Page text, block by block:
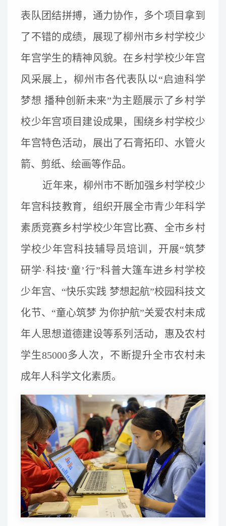
表队团结拼搏，通力协作，多个项目拿到
了不错的成绩，展现了柳州市乡村学校少
年宫学生的精神风貌。在乡村学校少年宫
风采展上，柳州市各代表队以“启迪科学
梦想 播种创新未来”为主题展示了乡村学
校少年宫项目建设成果，围绕乡村学校少
年宫特色活动，展出了石膏拓印、水管火
箭、剪纸、绘画等作品。
近年来，柳州市不断加强乡村学校少
年宫科技教育，组织开展全市青少年科学
素质竞赛乡村学校少年宫比赛、全市乡村
学校少年宫科技辅导员培训，开展“筑梦
研学·科技‘童’行”科普大篷车进乡村学校
少年宫、“快乐实践 梦想起航”校园科技文
化节、“童心筑梦 为你护航”关爱农村未成
年人思想道德建设等系列活动，惠及农村
学生85000多人次，不断提升全市农村未
成年人科学文化素质。